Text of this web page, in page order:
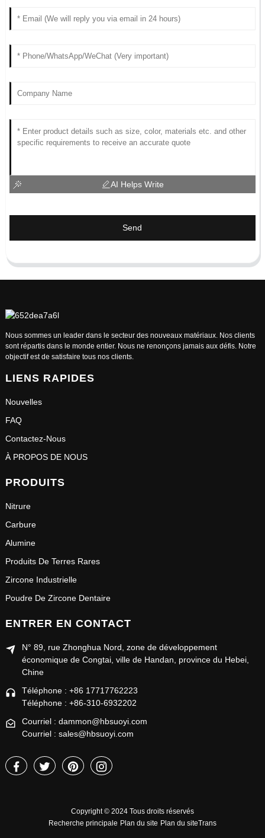
AI Helps Write
Send
Nous sommes un leader dans le secteur des nouveaux matériaux. Nos clients
sont répartis dans le monde entier. Nous ne renonçons jamais aux défis. Notre
objectif est de satisfaire tous nos clients.
LIENS RAPIDES
Nouvelles
FAQ
Contactez-Nous
À PROPOS DE NOUS
PRODUITS
Nitrure
Carbure
Alumine
Produits De Terres Rares
Zircone Industrielle
Poudre De Zircone Dentaire
ENTRER EN CONTACT
N° 89, rue Zhonghua Nord, zone de développement
économique de Congtai, ville de Handan, province du Hebei,
Chine
Téléphone : +86 17717762223
Téléphone : +86-310-6932202
Courriel : dammon@hbsuoyi.com
Courriel : sales@hbsuoyi.com
Copyright © 2024 Tous droits réservés
Recherche principale Plan du site Plan du siteTrans